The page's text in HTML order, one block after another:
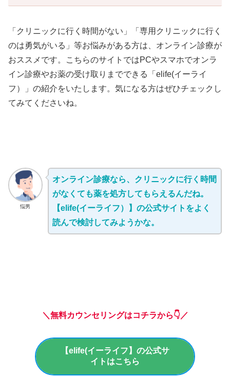
「クリニックに行く時間がない」「専用クリニックに行く
のは勇気がいる」等お悩みがある方は、オンライン診療が
おススメです。こちらのサイトではPCやスマホでオンラ
イン診療やお薬の受け取りまでできる「elife(イーライ
フ）」の紹介をいたします。気になる方はぜひチェックし
てみてくださいね。
悩男
オンライン診療なら、クリニックに行く時間
がなくても薬を処方してもらえるんだね。
【elife(イーライフ）】の公式サイトをよく
読んで検討してみようかな。
＼無料カウンセリングはコチラから👇／
【elife(イーライフ】の公式サ
イトはこちら